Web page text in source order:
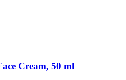
Cream, 50 ml